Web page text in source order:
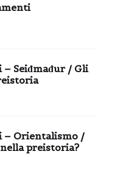
Seiđmađur / Gli
– Orientalismo /
preistoria?